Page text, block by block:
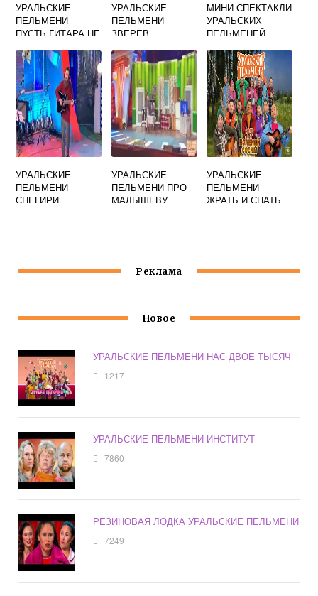
УРАЛЬСКИЕ
ПЕЛЬМЕНИ
ПУСТЬ ГИТАРА НЕ
УРАЛЬСКИЕ
ПЕЛЬМЕНИ
ЗВЕРЕВ
В ДЕРЕВНЮ
МИНИ СПЕКТАКЛИ
УРАЛЬСКИХ
ПЕЛЬМЕНЕЙ
УРАЛЬСКИЕ
ПЕЛЬМЕНИ
СНЕГИРИ
УРАЛЬСКИЕ
ПЕЛЬМЕНИ ПРО
МАЛЫШЕВУ
УРАЛЬСКИЕ
ПЕЛЬМЕНИ
ЖРАТЬ И СПАТЬ
Реклама
Новое
УРАЛЬСКИЕ ПЕЛЬМЕНИ НАС ДВОЕ ТЫСЯЧ
1217
УРАЛЬСКИЕ ПЕЛЬМЕНИ ИНСТИТУТ
7860
РЕЗИНОВАЯ ЛОДКА УРАЛЬСКИЕ ПЕЛЬМЕНИ
7249